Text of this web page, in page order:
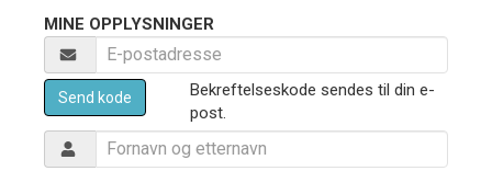
MINE OPPLYSNINGER
Send kode
Bekreftelseskode sendes til din e-
post.